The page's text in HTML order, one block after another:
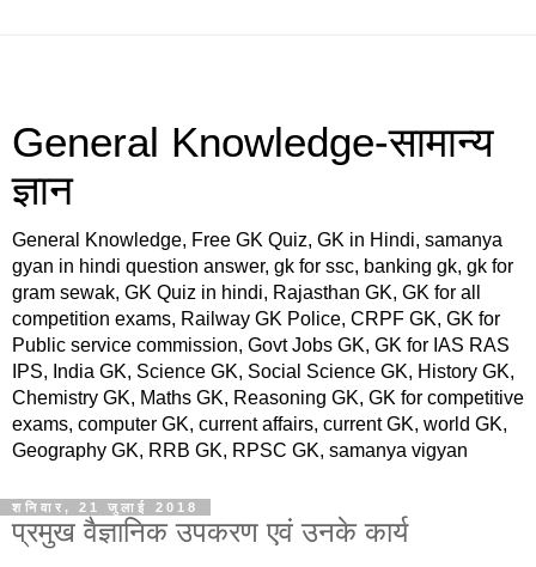
General Knowledge-सामान्य
ज्ञान
General Knowledge, Free GK Quiz, GK in Hindi, samanya
gyan in hindi question answer, gk for ssc, banking gk, gk for
gram sewak, GK Quiz in hindi, Rajasthan GK, GK for all
competition exams, Railway GK Police, CRPF GK, GK for
Public service commission, Govt Jobs GK, GK for IAS RAS
IPS, India GK, Science GK, Social Science GK, History GK,
Chemistry GK, Maths GK, Reasoning GK, GK for competitive
exams, computer GK, current affairs, current GK, world GK,
Geography GK, RRB GK, RPSC GK, samanya vigyan
शनिवार, 21 जुलाई 2018
प्रमुख वैज्ञानिक उपकरण एवं उनके कार्य